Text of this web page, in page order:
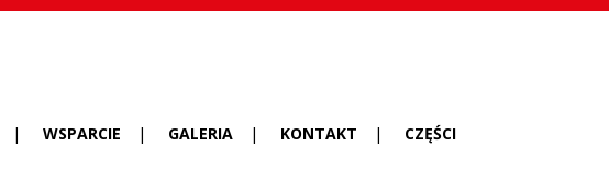
WSPARCIE GALERIA KONTAKT CZĘŚCI